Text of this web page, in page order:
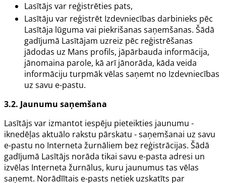
Lasītājs var reģistrēties pats,
Lasītāju var reģistrēt Izdevniecības darbinieks pēc
Lasītāja lūguma vai piekrišanas saņemšanas. Šādā
gadījumā Lasītājam uzreiz pēc reģistrēšanas
jādodas uz Mans profils, jāpārbauda informācija,
jānomaina parole, kā arī jānorāda, kāda veida
informāciju turpmāk vēlas saņemt no Izdevniecības
uz savu e-pastu.
3.2. Jaunumu saņemšana
Lasītājs var izmantot iespēju pieteikties jaunumu -
iknedēļas aktuālo rakstu pārskatu - saņemšanai uz savu
e-pastu no Interneta žurnāliem bez reģistrācijas. Šādā
gadījumā Lasītājs norāda tikai savu e-pasta adresi un
izvēlas Interneta žurnālus, kuru jaunumus tas vēlas
saņemt. Norādīītais e-pasts netiek uzskatīts par